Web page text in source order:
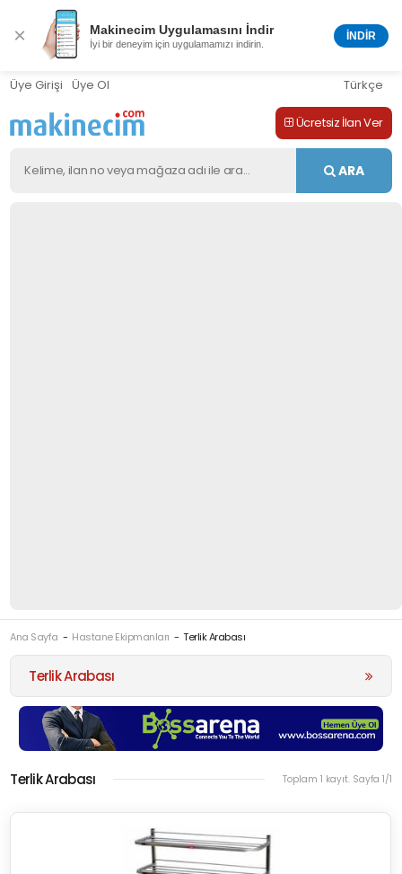
× Makinecim Uygulamasını İndir
İyi bir deneyim için uygulamamızı indirin.
İNDİR
Üye Girişi Üye Ol Türkçe
Ücretsiz İlan Ver
ARA
Ana Sayfa Hastane Ekipmanları Terlik Arabası
Terlik Arabası
Terlik Arabası Toplam 1 kayıt. Sayfa 1/1